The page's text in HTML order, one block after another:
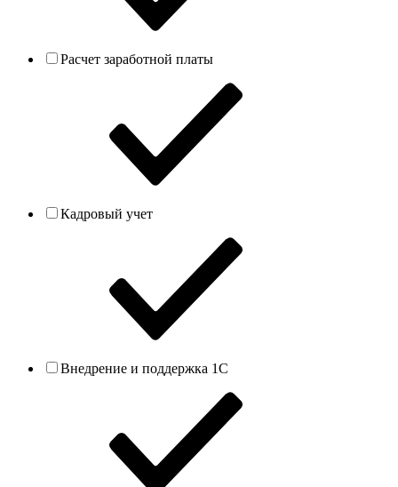
Расчет заработной платы
Кадровый учет
Внедрение и поддержка 1С